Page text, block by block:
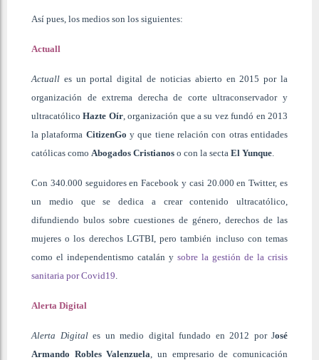
Así pues, los medios son los siguientes:
Actuall
Actuall es un portal digital de noticias abierto en 2015 por la
organización de extrema derecha de corte ultraconservador y
ultracatólicoHazte Oír, organización que a su vez fundó en 2013
la plataforma CitizenGo y que tiene relación con otras entidades
católicas como Abogados Cristianos o con la secta El Yunque
Con 340.000 seguidores en Facebook y casi 20.000 en Twitter, es
un medio que se dedica a crear contenido ultracatólico,
difundiendo bulos sobre cuestiones de género, derechos de las
mujeres o los derechos LGTBI, pero también incluso con temas
como el independentismo catalán y sobre la gestión de la crisis
sanitaria por Covid19
Alerta Digital
Alerta Digitales un medio digital fundado en 2012 porJosé
Armando Robles Valenzuela , un empresario de comunicación